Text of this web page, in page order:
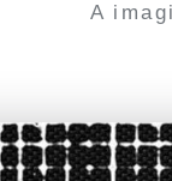
A